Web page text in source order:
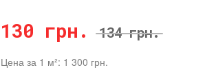
130 грн. 134 грн.
Цена за 1 м²: 1 300 грн.